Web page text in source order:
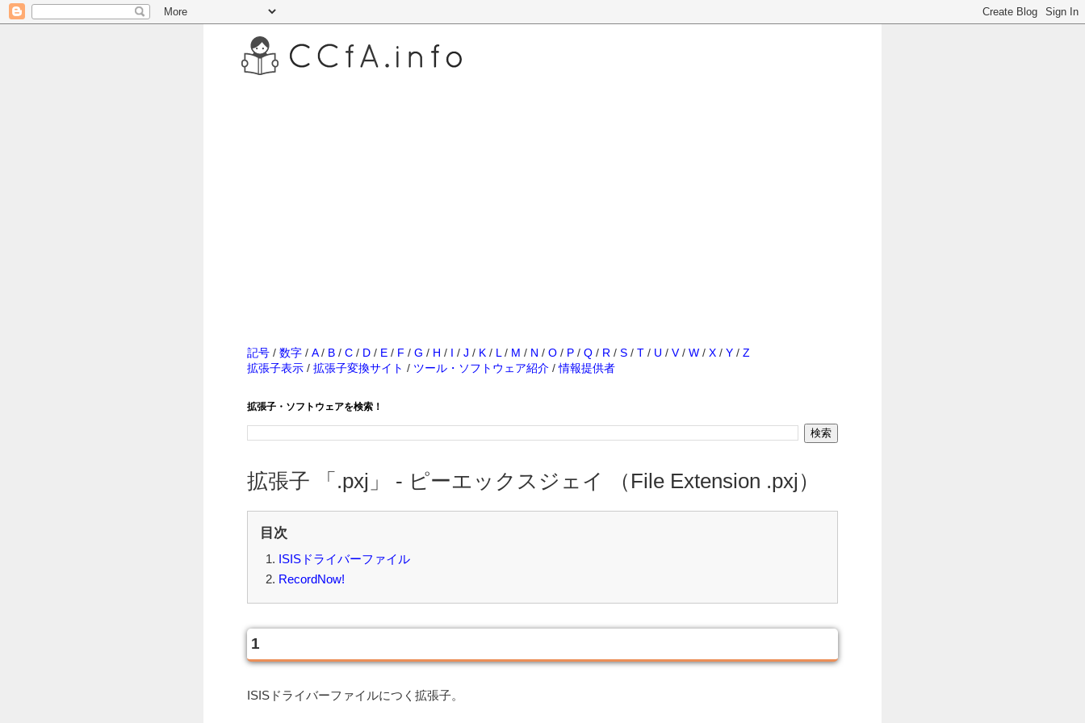
記号 / 数字 / A/ B / C / D / E / F / G / H / I / J / K / L / M / N / O / P / Q / R / S / T / U / V/ W / X / Y / Z
拡張子表示 / 拡張子変換サイト / ツール・ソフトウェア紹介 /情報提供者
拡張子・ソフトウェアを検索！
拡張子 「.pxj」 - ピーエックスジェイ （File Extension .pxj）
目次
ISISドライバーファイル
RecordNow!
1
ISISドライバーファイルにつく拡張子。